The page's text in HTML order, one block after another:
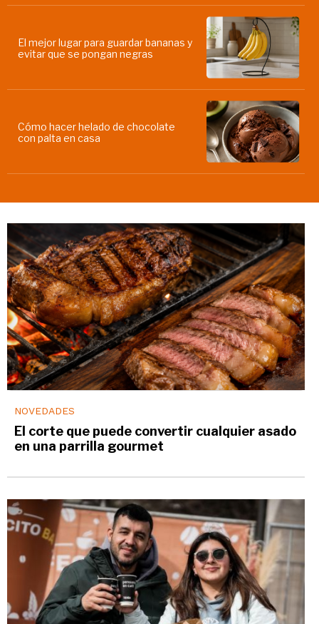
El mejor lugar para guardar bananas y
evitar que se pongan negras
Cómo hacer helado de chocolate
con palta en casa
NOVEDADES
El corte que puede convertir cualquier asado
en una parrilla gourmet